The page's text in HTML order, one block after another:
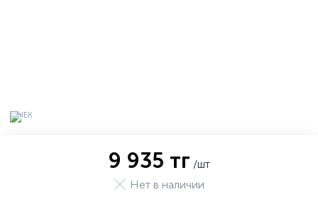
9 935 тг /шт
Нет в наличии